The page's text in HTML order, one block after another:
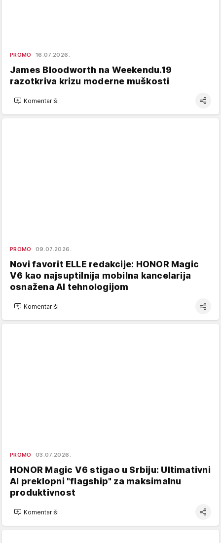
PROMO 16.07.2026.
James Bloodworth na Weekendu.19
razotkriva krizu moderne muškosti
Komentariši
PROMO 09.07.2026.
Novi favorit ELLE redakcije: HONOR Magic
V6 kao najsuptilnija mobilna kancelarija
osnažena AI tehnologijom
Komentariši
PROMO 03.07.2026.
HONOR Magic V6 stigao u Srbiju: Ultimativni
AI preklopni "flagship" za maksimalnu
produktivnost
Komentariši